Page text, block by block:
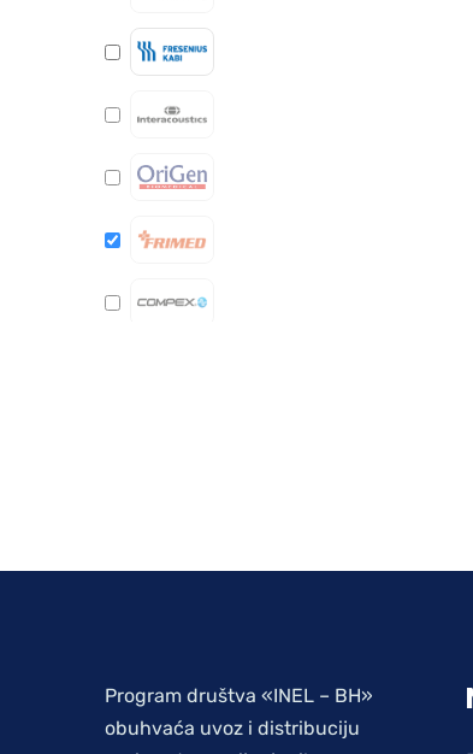
Program društva «INEL – BH»
obuhvaća uvoz i distribuciju